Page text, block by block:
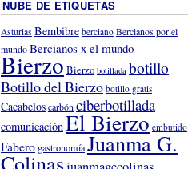
NUBE DE ETIQUETAS
Asturias Bembibre berciano Bercianos por el
mundoBercianos x el mundo
BierzoBierzo botillada botillo
Botillo del Bierzo botillo gratis
Cacabeloscarbón ciberbotillada
comunicaciónEl Bierzo embutido
Fabero gastronomíaJuanma G.
Colinas